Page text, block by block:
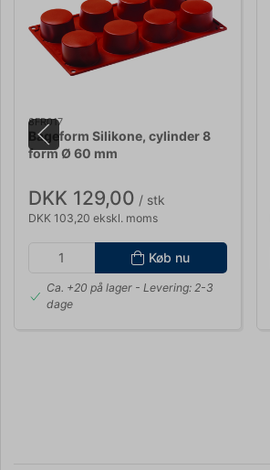
8FR017
Bageform Silikone, cylinder 8
form Ø 60 mm
DKK 129,00 / stk
DKK 103,20 ekskl. moms
Køb nu
Ca. +20 på lager- Levering: 2-3
dage